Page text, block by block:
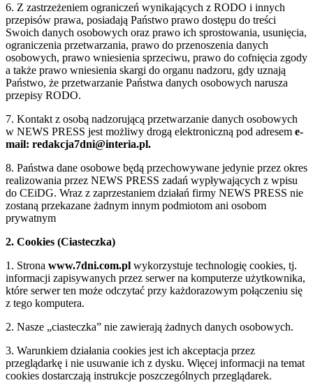
6. Z zastrzeżeniem ograniczeń wynikających z RODO i innych
przepisów prawa, posiadają Państwo prawo dostępu do treści
Swoich danych osobowych oraz prawo ich sprostowania, usunięcia,
ograniczenia przetwarzania, prawo do przenoszenia danych
osobowych, prawo wniesienia sprzeciwu, prawo do cofnięcia zgody
a także prawo wniesienia skargi do organu nadzoru, gdy uznają
Państwo, że przetwarzanie Państwa danych osobowych narusza
przepisy RODO.
7. Kontakt z osobą nadzorującą przetwarzanie danych osobowych
w NEWS PRESS jest możliwy drogą elektroniczną pod adresem e-
mail: redakcja7dni@interia.pl.
8. Państwa dane osobowe będą przechowywane jedynie przez okres
realizowania przez NEWS PRESS zadań wypływających z wpisu
do CEiDG. Wraz z zaprzestaniem działań firmy NEWS PRESS nie
zostaną przekazane żadnym innym podmiotom ani osobom
prywatnym
2. Cookies (Ciasteczka)
1. Strona www.7dni.com.pl wykorzystuje technologię cookies, tj.
informacji zapisywanych przez serwer na komputerze użytkownika,
które serwer ten może odczytać przy każdorazowym połączeniu się
z tego komputera.
2. Nasze „ciasteczka” nie zawierają żadnych danych osobowych.
3. Warunkiem działania cookies jest ich akceptacja przez
przeglądarkę i nie usuwanie ich z dysku. Więcej informacji na temat
cookies dostarczają instrukcje poszczególnych przeglądarek.